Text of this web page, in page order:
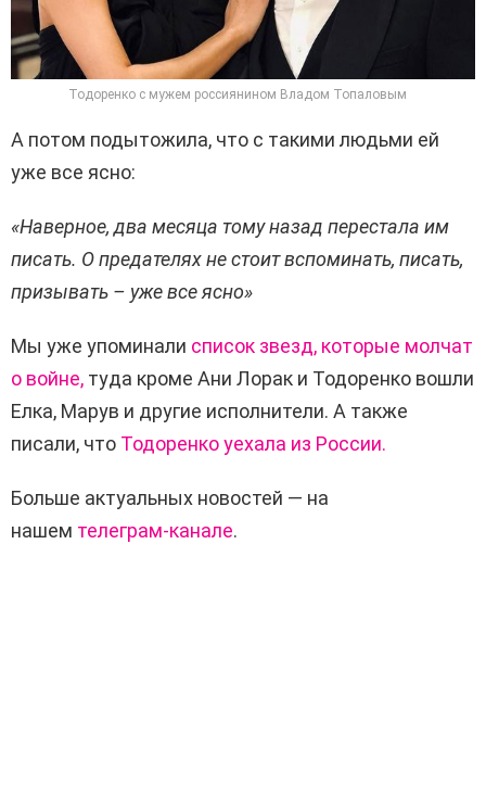
Тодоренко с мужем россиянином Владом Топаловым
А потом подытожила, что с такими людьми ей
уже все ясно:
«Наверное, два месяца тому назад перестала им
писать. О предателях не стоит вспоминать, писать,
призывать – уже все ясно»
Мы уже упоминали список звезд, которые молчат
о войне, туда кроме Ани Лорак и Тодоренко вошли
Елка, Марув и другие исполнители. А также
писали, что Тодоренко уехала из России.
Больше актуальных новостей — на
нашем телеграм-канале.